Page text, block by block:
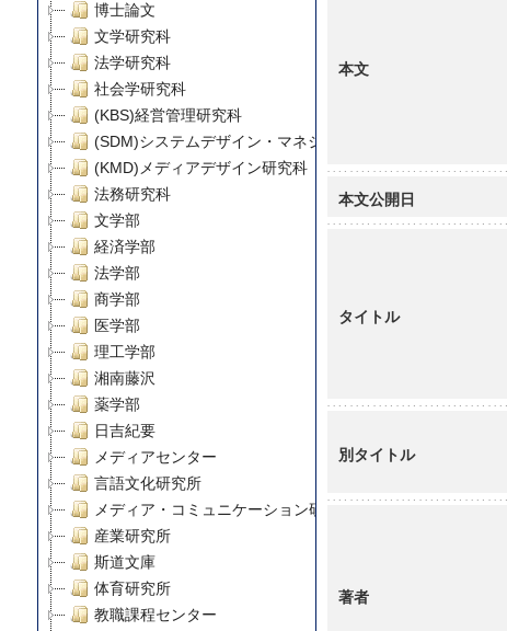
博士論文
文学研究科
法学研究科
社会学研究科
(KBS)経営管理研究科
(SDM)システムデザイン・マネジメント研究科
(KMD)メディアデザイン研究科
法務研究科
文学部
経済学部
法学部
商学部
医学部
理工学部
湘南藤沢
薬学部
日吉紀要
メディアセンター
言語文化研究所
メディア・コミュニケーション研究所
産業研究所
斯道文庫
体育研究所
教職課程センター
本文
本文公開日
タイトル
別タイトル
著者